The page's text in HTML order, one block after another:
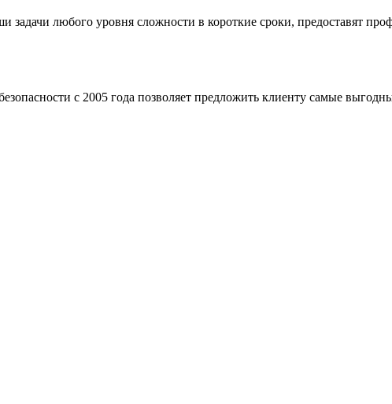
любого уровня сложности в короткие сроки, предоставят
с 2005 года позволяет предложить клиенту самые